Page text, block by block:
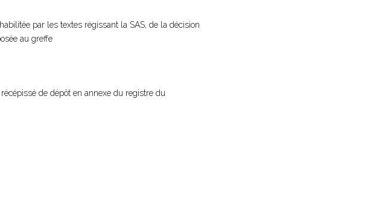
par les textes régissant la SAS, de la décision
au greffe
de dépôt en annexe du registre du